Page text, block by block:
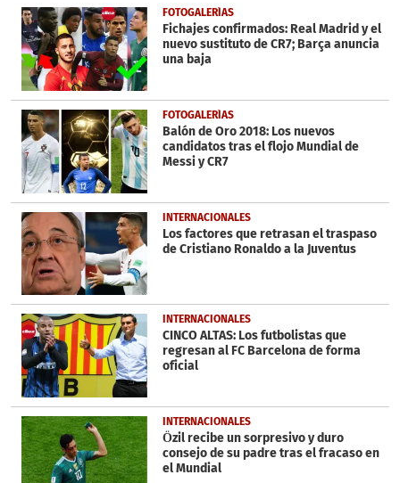
1
minute,
5
seconds
FOTOGALERÍAS
Fichajes confirmados: Real Madrid y el
nuevo sustituto de CR7; Barça anuncia
una baja
FOTOGALERÍAS
Balón de Oro 2018: Los nuevos
candidatos tras el flojo Mundial de
Messi y CR7
INTERNACIONALES
Los factores que retrasan el traspaso
de Cristiano Ronaldo a la Juventus
INTERNACIONALES
CINCO ALTAS: Los futbolistas que
regresan al FC Barcelona de forma
oficial
INTERNACIONALES
Özil recibe un sorpresivo y duro
consejo de su padre tras el fracaso en
el Mundial